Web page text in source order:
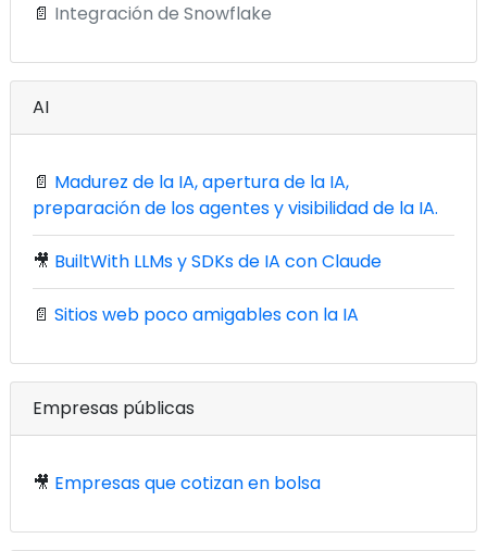
📄 Integración de Snowflake
AI
📄 Madurez de la IA, apertura de la IA,
preparación de los agentes y visibilidad de la IA.
🎥 BuiltWith LLMs y SDKs de IA con Claude
📄 Sitios web poco amigables con la IA
Empresas públicas
🎥 Empresas que cotizan en bolsa